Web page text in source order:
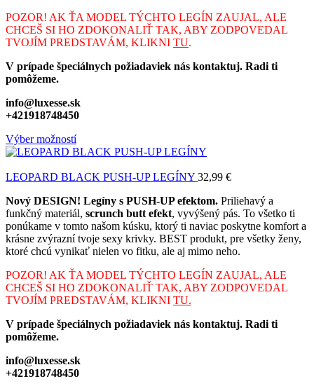
POZOR! AK ŤA MODEL TÝCHTO LEGÍN ZAUJAL, ALE
CHCEŠ SI HO ZDOKONALIŤ TAK, ABY ZODPOVEDAL
TVOJÍM PREDSTAVÁM, KLIKNI TU.
V prípade špeciálnych požiadaviek nás kontaktuj. Radi ti
pomôžeme.
info@luxesse.sk
+421918748450
Výber možností
LEOPARD BLACK PUSH-UP LEGÍNY 32,99 €
Nový DESIGN! Legíny s PUSH-UP efektom. Priliehavý a
funkčný materiál, scrunch butt efekt, vyvýšený pás. To všetko ti
ponúkame v tomto našom kúsku, ktorý ti naviac poskytne komfort a
krásne zvýrazní tvoje sexy krivky. BEST produkt, pre všetky ženy,
ktoré chcú vynikať nielen vo fitku, ale aj mimo neho.
POZOR! AK ŤA MODEL TÝCHTO LEGÍN ZAUJAL, ALE
CHCEŠ SI HO ZDOKONALIŤ TAK, ABY ZODPOVEDAL
TVOJÍM PREDSTAVÁM, KLIKNI TU.
V prípade špeciálnych požiadaviek nás kontaktuj. Radi ti
pomôžeme.
info@luxesse.sk
+421918748450